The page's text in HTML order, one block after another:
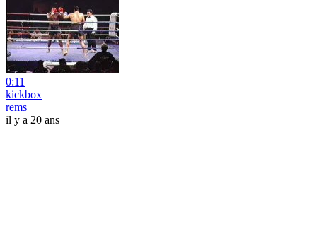
0:11
kickbox
rems
il y a 20 ans